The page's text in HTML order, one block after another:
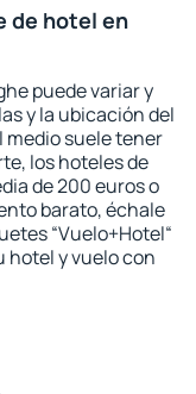
de hotel en
puede variar y
y la ubicación del
medio suele tener
los hoteles de
de 200 euros o
barato, échale
“Vuelo+Hotel“
hotel y vuelo con